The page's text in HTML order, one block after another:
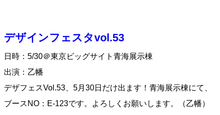
デザインフェスタvol.53
日時：5/30＠東京ビッグサイト青海展示棟
出演：乙幡
デザフェスVol.53、5月30日だけ出ます！青海展示棟にて、
ブースNO：E-123です。よろしくお願いします。（乙幡）